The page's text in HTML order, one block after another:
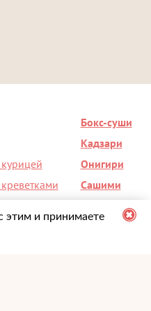
Бокс-суши
Кадзари
Онигири
Сашими
этим и принимаете